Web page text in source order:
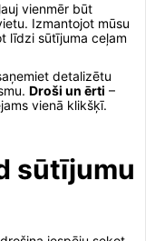
ļauj vienmēr būt
Izmantojot mūsu
līdzi sūtījuma ceļam
detalizētu
Droši un ērti –
vienā klikšķī.
sūtījumu